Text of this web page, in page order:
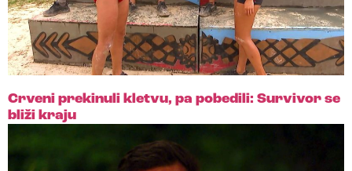
Crveni prekinuli kletvu, pa pobedili: Survivor se
bliži kraju